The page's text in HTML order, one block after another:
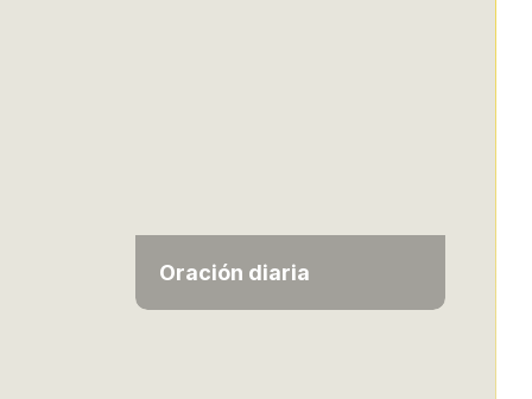
Oración diaria